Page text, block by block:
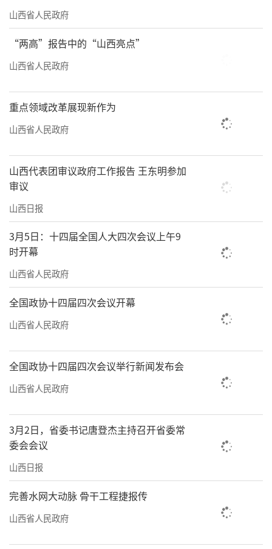
山西省人民政府
“两高”报告中的“山西亮点”
山西省人民政府
重点领域改革展现新作为
山西省人民政府
山西代表团审议政府工作报告 王东明参加
审议
山西日报
3月5日：十四届全国人大四次会议上午9
时开幕
山西省人民政府
全国政协十四届四次会议开幕
山西省人民政府
全国政协十四届四次会议举行新闻发布会
山西省人民政府
3月2日，省委书记唐登杰主持召开省委常
委会会议
山西日报
完善水网大动脉 骨干工程捷报传
山西省人民政府